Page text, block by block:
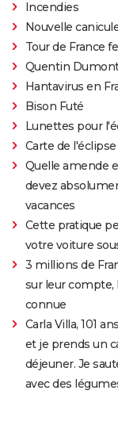
Incendies
Nouvelle
Tour de France
Quentin
Hantavirus en
Bison Futé
Lunettes pour
Carte de
Quelle amende
devez
vacances
Cette pratique
votre voiture
3 millions de
sur leur compte,
connue
Carla Villa, 101
et je prends un
déjeuner. Je
avec des